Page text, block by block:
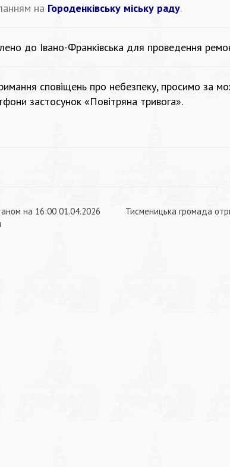
на Городенківську міську раду.
до Івано-Франківська для проведення
сповіщень про небезпеку, просимо за
застосунок «Повітряна тривога».
на 16:00 01.04.2026
Тисменицька громада